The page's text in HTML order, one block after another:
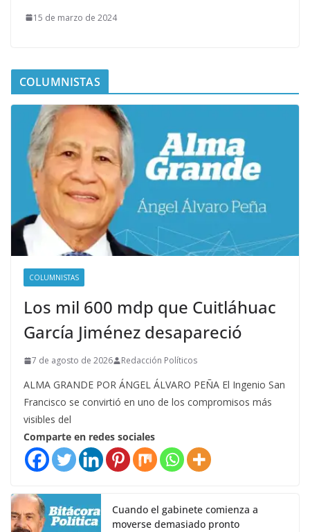
15 de marzo de 2024
COLUMNISTAS
COLUMNISTAS
Los mil 600 mdp que Cuitláhuac
García Jiménez desapareció
7 de agosto de 2026 Redacción Políticos
ALMA GRANDE POR ÁNGEL ÁLVARO PEÑA El Ingenio San
Francisco se convirtió en uno de los compromisos más
visibles del
Comparte en redes sociales
Cuando el gabinete comienza a
moverse demasiado pronto